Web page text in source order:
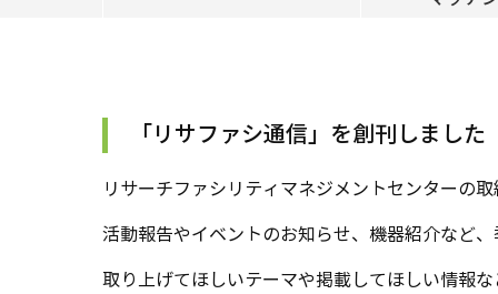
「リサファシ通信」を創刊しました
リサーチファシリティマネジメントセンターの
活動報告やイベントのお知らせ、機器紹介など、
取り上げてほしいテーマや掲載してほしい情報